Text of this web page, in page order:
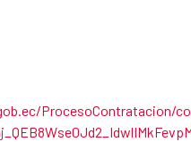
ProcesoContratacion/